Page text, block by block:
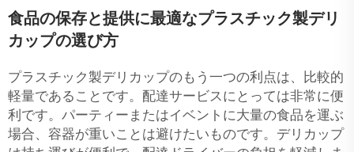
食品の保存と提供に最適なプラスチック製デリ
カップの選び方
プラスチック製デリカップのもう一つの利点は、比較的
軽量であることです。配達サービスにとっては非常に便
利です。パーティーまたはイベントに大量の食品を運ぶ
場合、容器が重いことは避けたいものです。デリカップ